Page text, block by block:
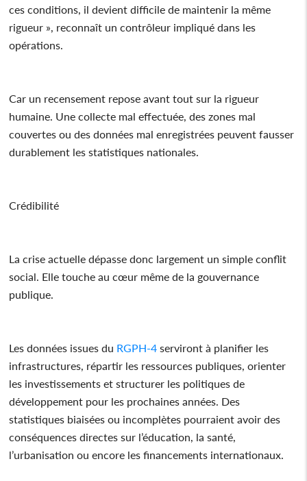
ces conditions, il devient difficile de maintenir la même
rigueur », reconnaît un contrôleur impliqué dans les
opérations.
Car un recensement repose avant tout sur la rigueur
humaine. Une collecte mal effectuée, des zones mal
couvertes ou des données mal enregistrées peuvent fausser
durablement les statistiques nationales.
Crédibilité
La crise actuelle dépasse donc largement un simple conflit
social. Elle touche au cœur même de la gouvernance
publique.
Les données issues du RGPH-4 serviront à planifier les
infrastructures, répartir les ressources publiques, orienter
les investissements et structurer les politiques de
développement pour les prochaines années. Des
statistiques biaisées ou incomplètes pourraient avoir des
conséquences directes sur l’éducation, la santé,
l’urbanisation ou encore les financements internationaux.